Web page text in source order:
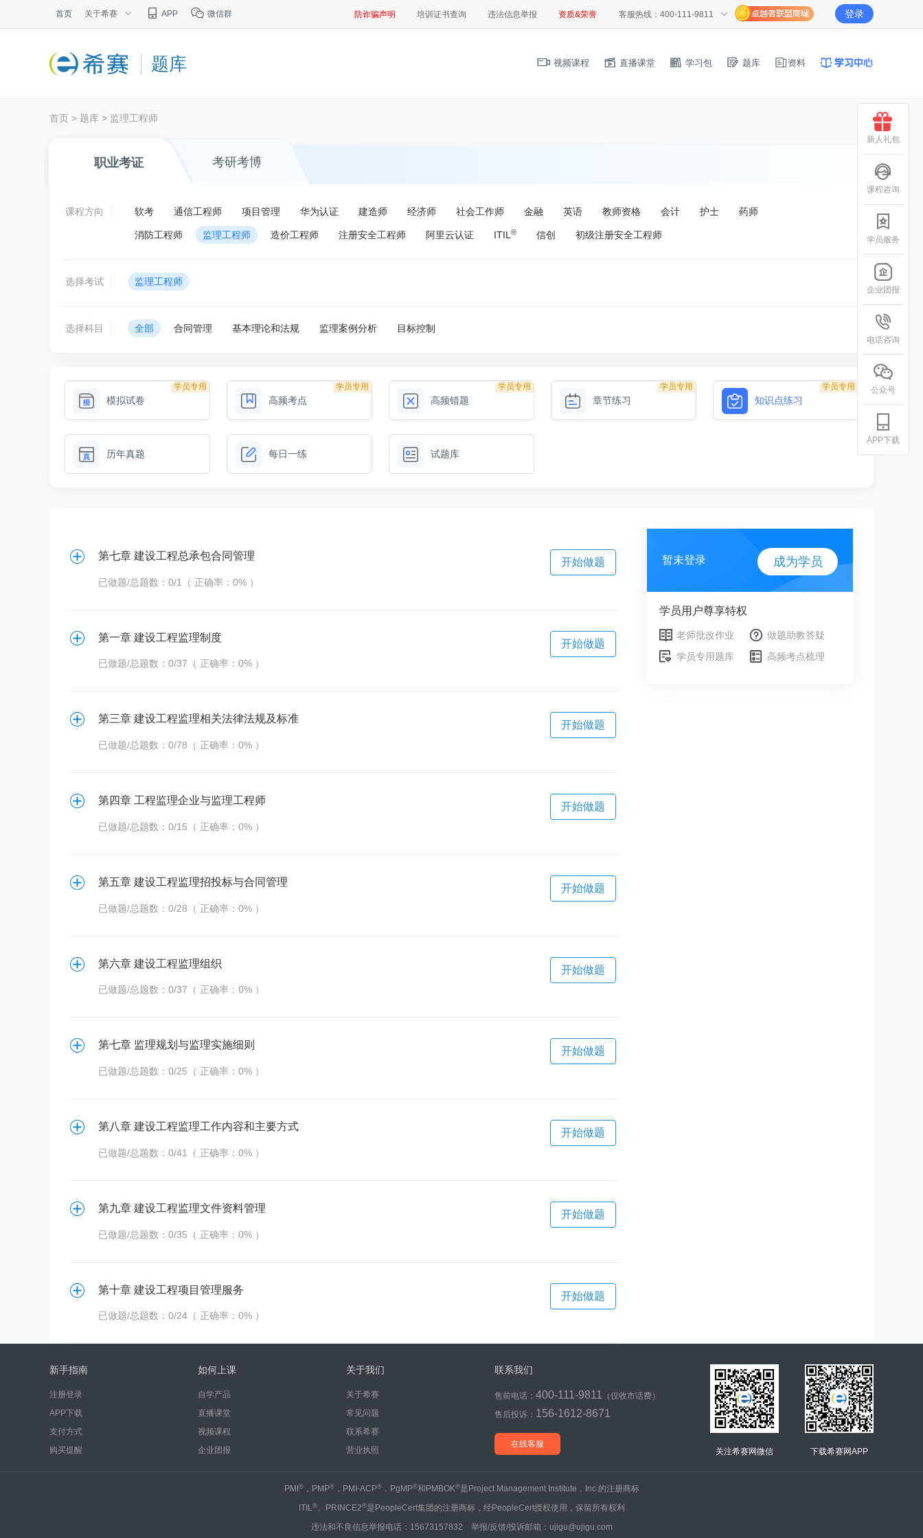
首页 关于希赛 APP 微信群 防诈骗声明 培训证书查询 违法信息举报 资质&荣誉 客服热线：400-111-9811 登录
题库 视频课程 直播课堂 学习包 题库 资料
首页 > 题库 > 监理工程师
职业考证 考研考博
课程方向 软考 通信工程师 项目管理 华为认证 建造师 经济师 社会工作师 金融 英语 教师资格 会计 护士 药师
消防工程师 监理工程师 造价工程师 注册安全工程师 阿里云认证 ITIL ® 信创 初级注册安全工程师
选择考试 监理工程师
选择科目 全部 合同管理 基本理论和法规 监理案例分析 目标控制
学员专用
模拟试卷
学员专用
高频考点
学员专用
高频错题
学员专用
章节练习
学员专用
知识点练习
历年真题 每日一练 试题库
第七章 建设工程总承包合同管理
已做题/总题数：0/1（ 正确率：0% ）
开始做题
第一章 建设工程监理制度
已做题/总题数：0/37（ 正确率：0% ）
开始做题
第三章 建设工程监理相关法律法规及标准
已做题/总题数：0/78（ 正确率：0% ）
开始做题
第四章 工程监理企业与监理工程师
已做题/总题数：0/15（ 正确率：0% ）
开始做题
第五章 建设工程监理招投标与合同管理
已做题/总题数：0/28（ 正确率：0% ）
开始做题
第六章 建设工程监理组织
已做题/总题数：0/37（ 正确率：0% ）
开始做题
第七章 监理规划与监理实施细则
已做题/总题数：0/25（ 正确率：0% ）
开始做题
第八章 建设工程监理工作内容和主要方式
已做题/总题数：0/41（ 正确率：0% ）
开始做题
第九章 建设工程监理文件资料管理
已做题/总题数：0/35（ 正确率：0% ）
开始做题
第十章 建设工程项目管理服务
已做题/总题数：0/24（ 正确率：0% ）
开始做题
暂未登录 成为学员
学员用户尊享特权
老师批改作业
做题助教答疑
学员专用题库
高频考点梳理
新手指南
注册登录
APP下载
支付方式
购买提醒
如何上课
自学产品
直播课堂
视频课程
企业团报
关于我们
关于希赛
常见问题
联系希赛
营业执照
联系我们
售前电话： 400-111-9811 （仅收市话费）
售后投诉： 156-1612-8671
在线客服
关注希赛网微信 下载希赛网APP
PMI ®，PMP®，PMI-ACP®，PgMP®和PMBOK®是Project Management Institute，Inc.的注册商标
ITIL®、PRINCE2®是PeopleCert集团的注册商标，经PeopleCert授权使用，保留所有权利
违法和不良信息举报电话：15673157832 举报/反馈/投诉邮箱：ujigu@ujigu.com
新人礼包
课程咨询
学员服务
企业团报
电话咨询
公众号
APP下载